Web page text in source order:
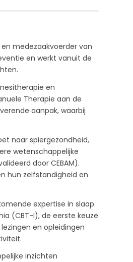
medezaakvoerder van
en werkt vanuit de
en
Therapie aan de
aanpak, waarbij
naar spiergezondheid,
wetenschappelijke
door CEBAM).
hun zelfstandigheid en
expertise in slaap.
(CBT-I), de eerste keuze
en opleidingen
inzichten